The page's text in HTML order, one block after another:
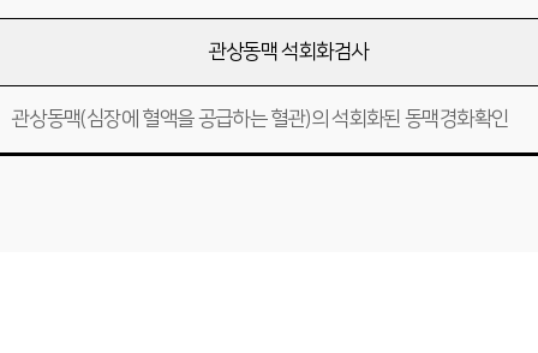
관상동맥 석회화검사
관상동맥(심장에 혈액을 공급하는 혈관)의 석회화된 동맥경화확인